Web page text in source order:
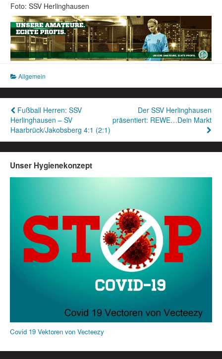
Foto: SSV Herlinghausen
Allgemein
Beitragsnavigation
Fußball Herren: SSV
Herlinghausen – SV
Haarbrück/Jakobsberg 4:1 (2:1)
Der SSV Herlinghausen
präsentiert: REWE…Dein Markt
Unser Hygienekonzept
Covid 19 Vektoren von Vecteezy